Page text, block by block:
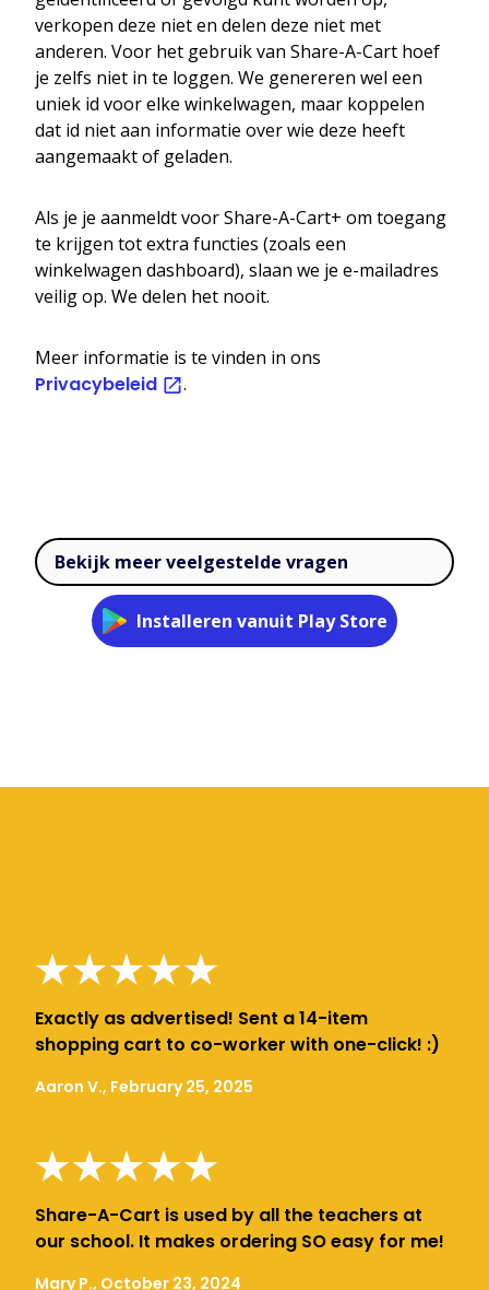
verkopen deze niet en delen deze niet met
anderen. Voor het gebruik van Share-A-Cart hoef
je zelfs niet in te loggen. We genereren wel een
uniek id voor elke winkelwagen, maar koppelen
dat id niet aan informatie over wie deze heeft
aangemaakt of geladen.
Als je je aanmeldt voor Share-A-Cart+ om toegang
te krijgen tot extra functies (zoals een
winkelwagen dashboard), slaan we je e-mailadres
veilig op. We delen het nooit.
Meer informatie is te vinden in ons
Privacybeleid .
Bekijk meer veelgestelde vragen
Installeren vanuit Play Store
Exactly as advertised! Sent a 14-item
shopping cart to co-worker with one-click! :)
Aaron V., February 25, 2025
Share-A-Cart is used by all the teachers at
our school. It makes ordering SO easy for me!
Mary P., October 23, 2024